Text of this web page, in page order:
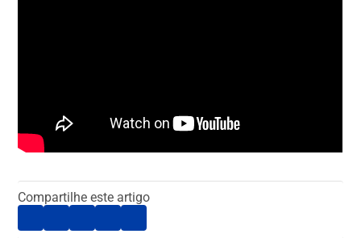
Compartilhe este artigo